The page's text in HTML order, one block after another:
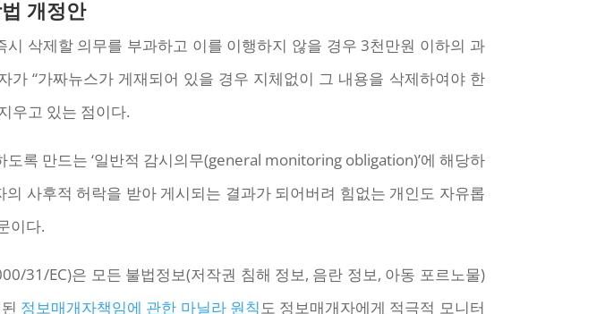
개정안
삭제할 의무를 부과하고 이를 이행하지 않을 경우 3천만원 이하의 과
“가짜뉴스가 게재되어 있을 경우 지체없이 그 내용을 삭제하여야 한
우고 있는 점이다.
록 만드는 ‘일반적 감시의무(general monitoring obligation)’에 해당하
사후적 허락을 받아 게시되는 결과가 되어버려 힘없는 개인도 자유롭
이다.
31/EC)은 모든 불법정보(저작권 침해 정보, 음란 정보, 아동 포르노물)
정보매개자책임에 관한 마닐라 원칙도 정보매개자에게 적극적 모니터